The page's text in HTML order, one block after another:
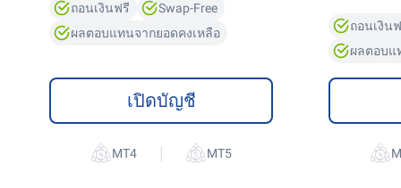
ถอนเงินฟรี
Swap-Free
ผลตอบแทนจากยอดคงเหลือ
เปิดบัญชี
|
ถอนเงิน
ผลตอบแ